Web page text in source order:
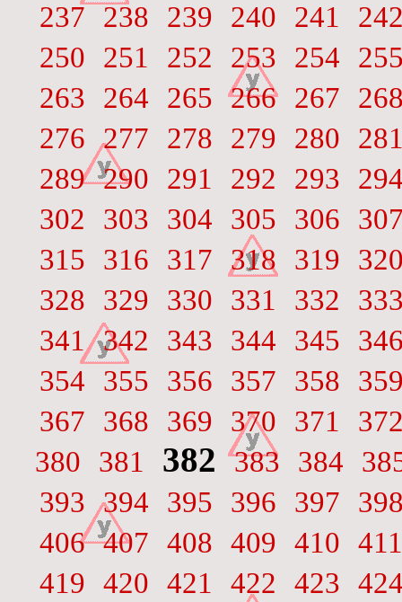
237
238 239 240 241
250
251 252 253 254
263
264 265 266 267
276 277 278 279 280
289 290 291 292 293
302
303 304 305 306
315
316 317 318 319
328
329 330 331 332
341
342 343 344 345
354
355 356 357 358
367
368 369 370 371
380
381 382 383 384
393 394 395 396 397
406 407 408 409 410 411
419 420 421 422 423